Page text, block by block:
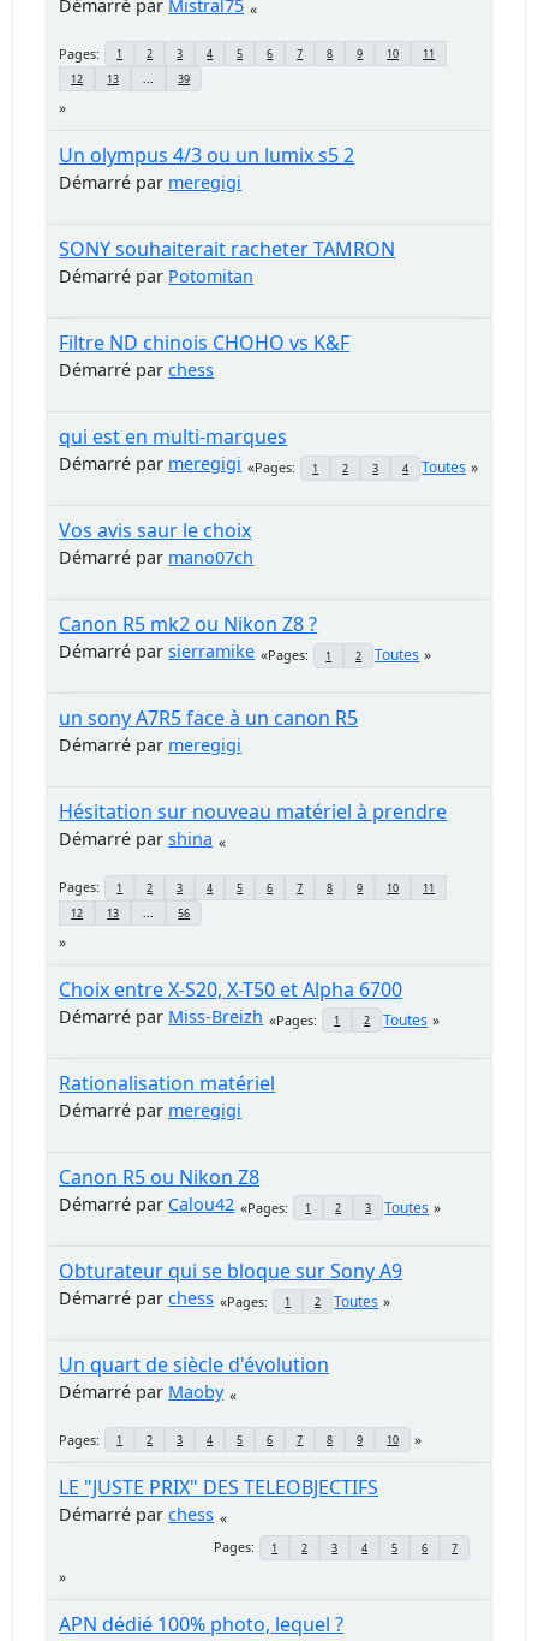
Démarré par Mistral75
Pages 1 2 3 4 5 6 7 8 9 10
11
12
13 ... 39
Un olympus 4/3 ou un lumix s5 2
Démarré par meregigi
SONY souhaiterait racheter TAMRON
Démarré par Potomitan
Filtre ND chinois CHOHO vs K&F
Démarré parchess
qui est en multi-marques
Démarré par meregigi Pages 1 2 3 4 Toutes
Vos avis saur le choix
Démarré par mano07ch
Canon R5 mk2 ou Nikon Z8 ?
Démarré parsierramike Pages 1 2 Toutes
un sony A7R5 face à un canon R5
Démarré par meregigi
Hésitation sur nouveau matériel à prendre
Démarré parshina
Pages 1 2 3 4 5 6 7 8 9 10
11
12
13 56
Choix entre X-S20, X-T50 et Alpha 6700
Démarré par Miss-Breizh Pages 1 2 Toutes
Rationalisation matériel
Démarré par meregigi
Canon R5 ou Nikon Z8
Démarré par Calou42 Pages 1 2 3 Toutes
Obturateur qui se bloque sur Sony A9
Démarré parchess Pages 1 2 Toutes
Un quart de siècle d'évolution
Démarré par Maoby
Pages 1 2 3 4 5 6 7 8 9 10
LE "JUSTE PRIX" DES TELEOBJECTIFS
Démarré parchess
Pages 1 2 3 4 5 6 7
APN dédié 100% photo, lequel ?